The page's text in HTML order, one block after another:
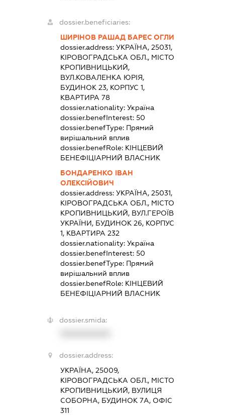
dossier.beneficiaries:
ШИРІНОВ РАШАД БАРЕС ОГЛИ
dossier.address: УКРАЇНА, 25031,
КІРОВОГРАДСЬКА ОБЛ., МІСТО
КРОПИВНИЦЬКИЙ,
ВУЛ.КОВАЛЕНКА ЮРІЯ,
БУДИНОК 23, КОРПУС 1,
КВАРТИРА 78
dossier.nationality: Україна
dossier.benefInterest: 50
dossier.benefType: Прямий
вирішальний вплив
dossier.benefRole: КІНЦЕВИЙ
БЕНЕФІЦІАРНИЙ ВЛАСНИК
БОНДАРЕНКО ІВАН
ОЛЕКСІЙОВИЧ
dossier.address: УКРАЇНА, 25031,
КІРОВОГРАДСЬКА ОБЛ., МІСТО
КРОПИВНИЦЬКИЙ, ВУЛ.ГЕРОЇВ
УКРАЇНИ, БУДИНОК 26, КОРПУС
1, КВАРТИРА 232
dossier.nationality: Україна
dossier.benefInterest: 50
dossier.benefType: Прямий
вирішальний вплив
dossier.benefRole: КІНЦЕВИЙ
БЕНЕФІЦІАРНИЙ ВЛАСНИК
dossier.smida:
dossier.address:
УКРАЇНА, 25009,
КІРОВОГРАДСЬКА ОБЛ., МІСТО
КРОПИВНИЦЬКИЙ, ВУЛИЦЯ
СОБОРНА, БУДИНОК 7А, ОФІС
311